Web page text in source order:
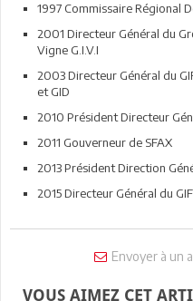
1997 Commissaire Régional
2001 Directeur Général du
Vigne G.I.V.I
2003 Directeur Général du
et GID
2010 Président Directeur
2011 Gouverneur de SFAX
2013 Président Direction
2015 Directeur Général du
Envoyer à un
VOUS AIMEZ CET